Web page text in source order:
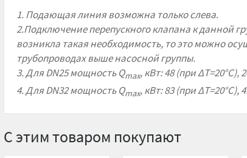
1. Подающая линия возможна только слева.
2.Подключение перепускного клапана к данной
возникла такая необходимость, то это можно
трубопроводах выше насосной группы.
3.Для DN25 мощность Qmax, кВт: 48 (при ΔT=20°С),
4.Для DN32 мощность Qmax, кВт: 83 (при ΔT=20°С),
С этим товаром покупают